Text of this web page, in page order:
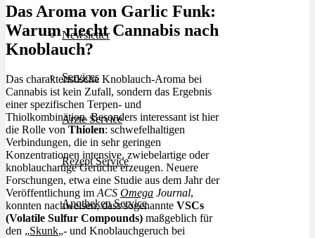
Newsletter
Services
Ärzte Service
Rezept Service
Apotheken Service
Das Aroma von Garlic Funk:
Warum riecht Cannabis nach
Knoblauch?
Das charakteristische Knoblauch-Aroma bei
Cannabis ist kein Zufall, sondern das Ergebnis
einer spezifischen Terpen- und
Thiolkombination. Besonders interessant ist hier
die Rolle von Thiolen: schwefelhaltigen
Verbindungen, die in sehr geringen
Konzentrationen intensive, zwiebelartige oder
knoblauchartige Gerüche erzeugen. Neuere
Forschungen, etwa eine Studie aus dem Jahr der
Veröffentlichung im ACS Omega Journal,
konnten nachweisen, dass sogenannte VSCs
(Volatile Sulfur Compounds) maßgeblich für
den „Skunk„- und Knoblauchgeruch bei